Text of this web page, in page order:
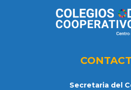
Secretaria del